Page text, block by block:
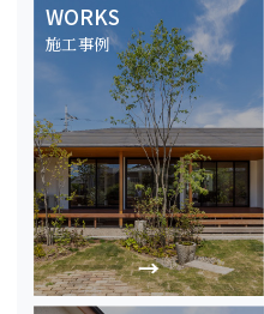
WORKS
施工事例